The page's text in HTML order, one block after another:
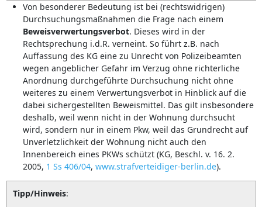
Von besonderer Bedeutung ist bei (rechtswidrigen)
Durchsuchungsmaßnahmen die Frage nach einem
Beweisverwertungsverbot. Dieses wird in der
Rechtsprechung i.d.R. verneint. So führt z.B. nach
Auffassung des KG eine zu Unrecht von Polizeibeamten
wegen angeblicher Gefahr im Verzug ohne richterliche
Anordnung durchgeführte Durchsuchung nicht ohne
weiteres zu einem Verwertungsverbot in Hinblick auf die
dabei sichergestellten Beweismittel. Das gilt insbesondere
deshalb, weil wenn nicht in der Wohnung durchsucht
wird, sondern nur in einem Pkw, weil das Grundrecht auf
Unverletzlichkeit der Wohnung nicht auch den
Innenbereich eines PKWs schützt (KG, Beschl. v. 16. 2.
2005, 1 Ss 406/04, www.strafverteidiger-berlin.de).
Tipp/Hinweis: